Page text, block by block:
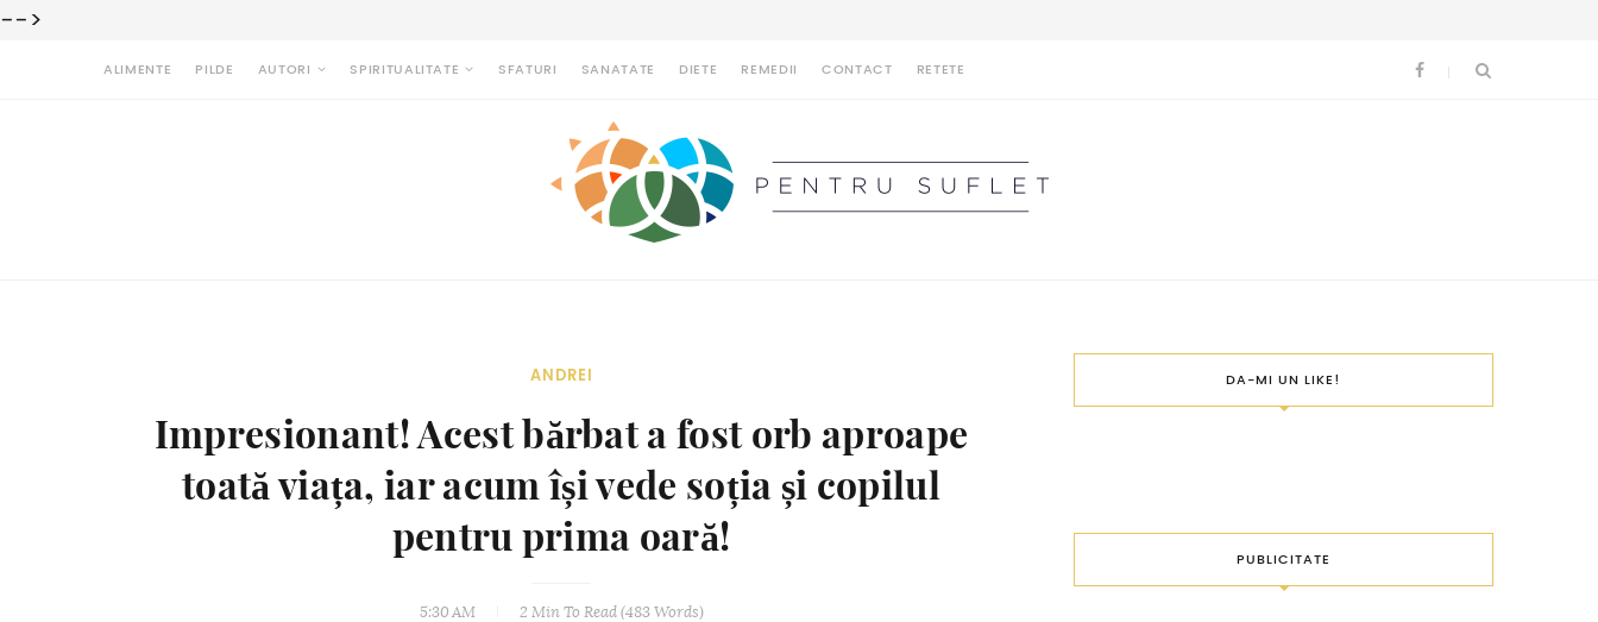
-->
ALIMENTE PILDE AUTORI SPIRITUALITATE SFATURI SANATATE DIETE REMEDII CONTACT RETETE
ANDREI
Impresionant! Acest bărbat a fost orb aproape
toată viața, iar acum își vede soția și copilul
pentru prima oară!
5:30 AM 2 MinTo Read (483Words)
DA-MI UN LIKE!
PUBLICITATE